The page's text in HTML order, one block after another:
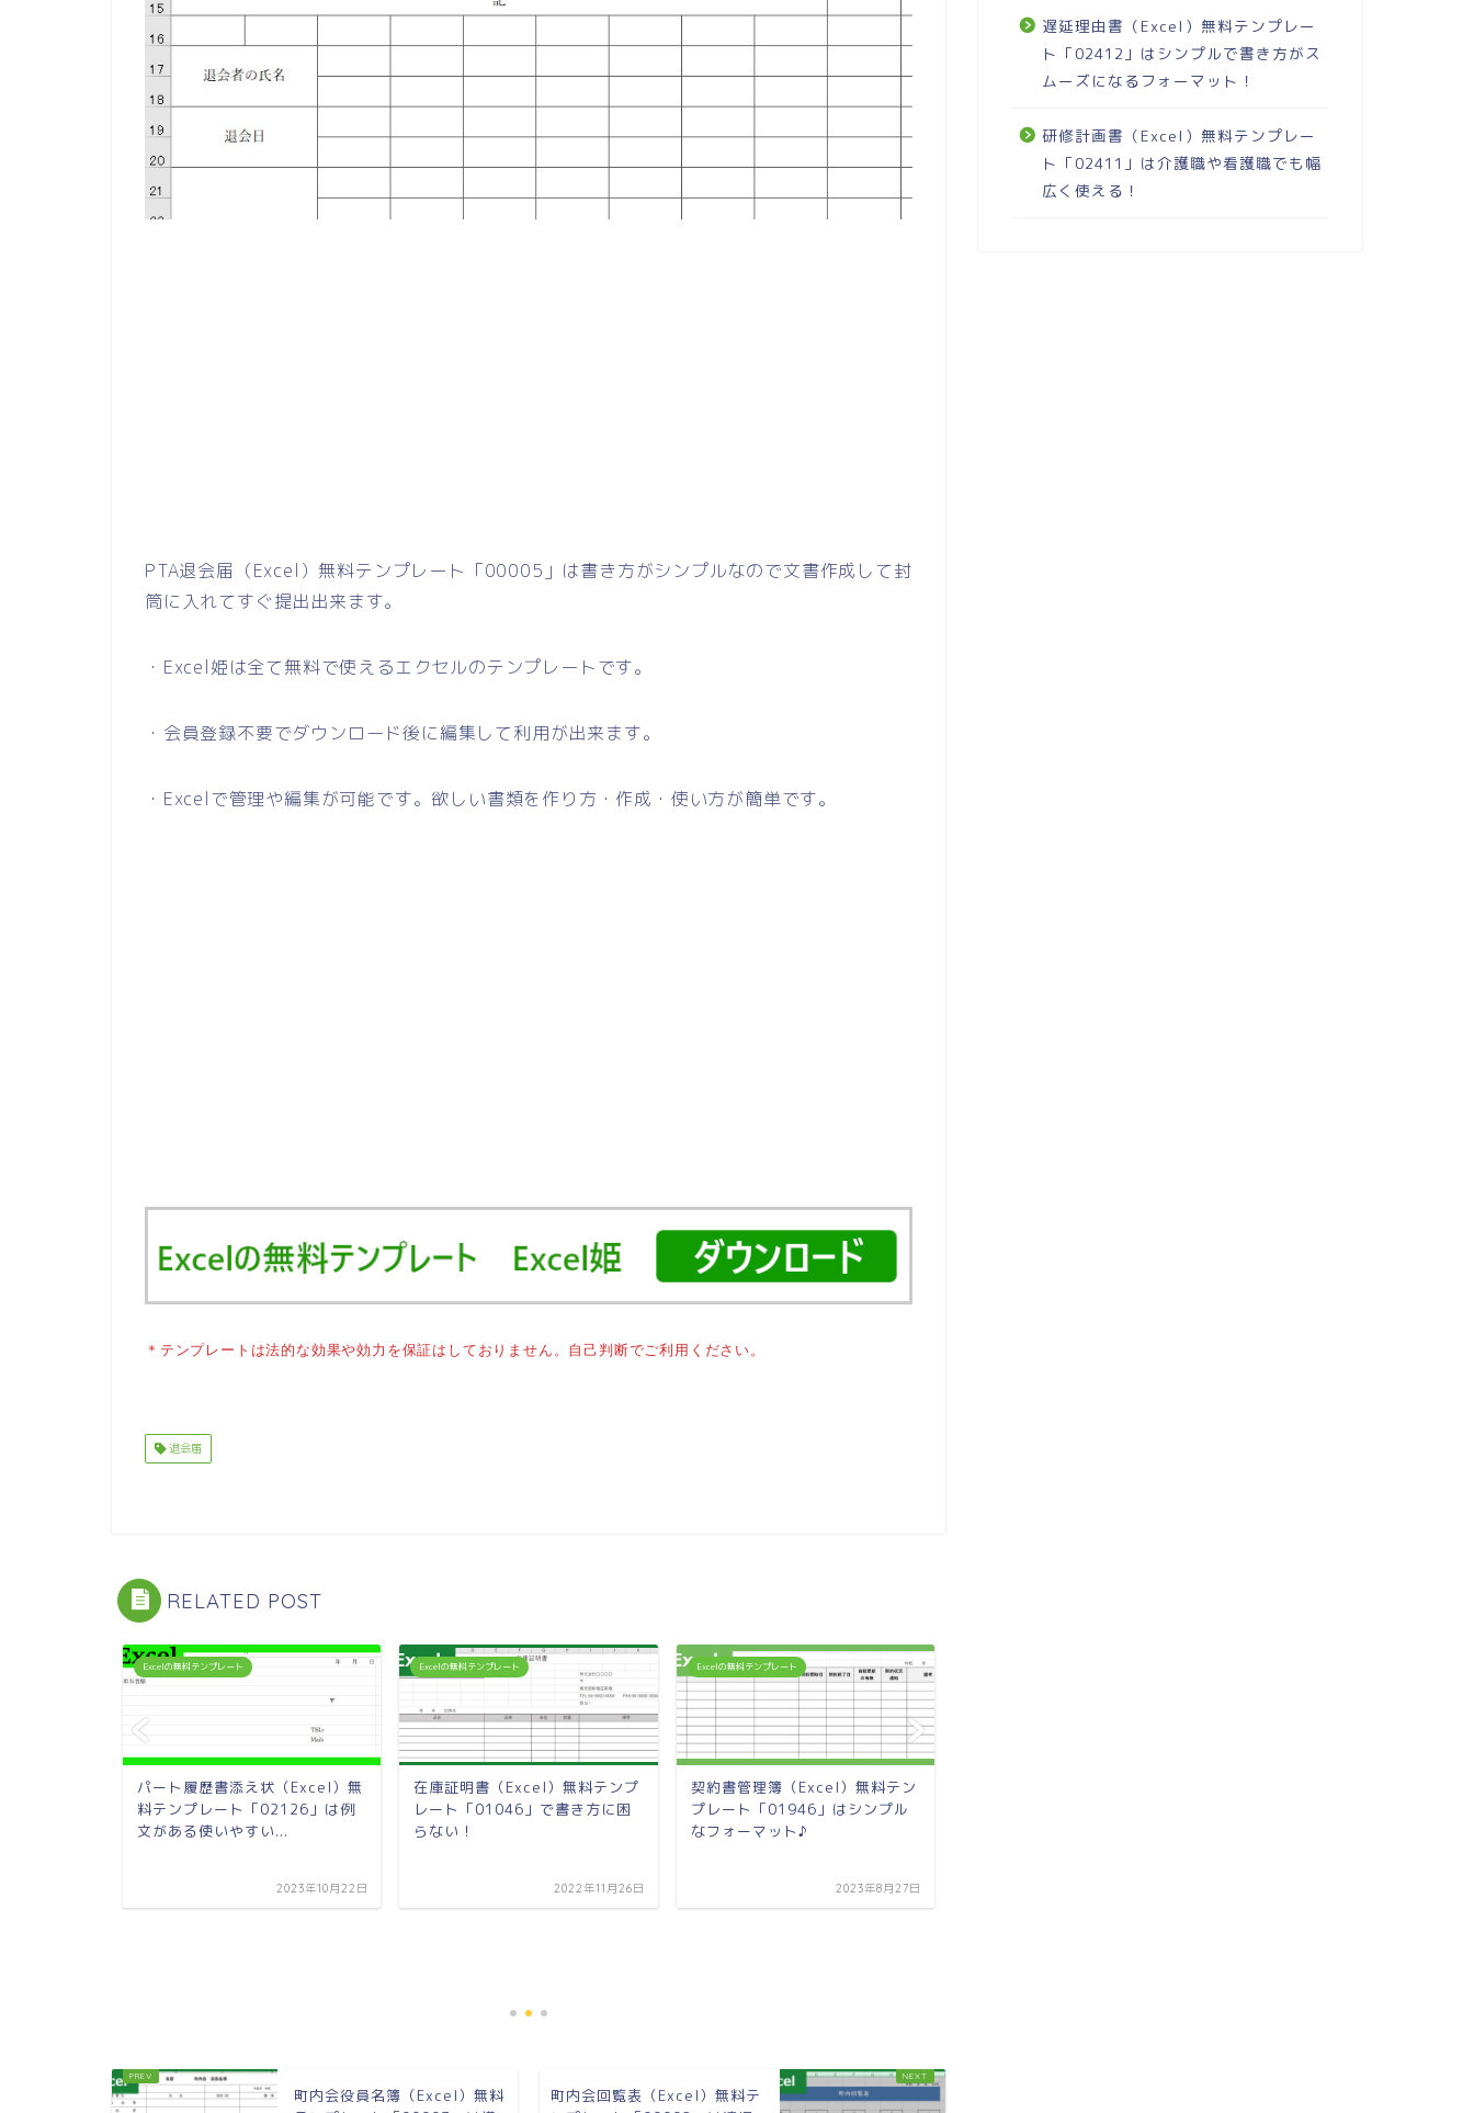
PTA退会届（Excel）無料テンプレート「00005」は書き方がシンプルなので文書作成して封
筒に入れてすぐ提出出来ます。
・Excel姫は全て無料で使えるエクセルのテンプレートです。
・会員登録不要でダウンロード後に編集して利用が出来ます。
・Excelで管理や編集が可能です。欲しい書類を作り方・作成・使い方が簡単です。
＊テンプレートは法的な効果や効力を保証はしておりません。自己判断でご利用ください。
退会届
RELATED POST
Excelの無料テンプレート
パート履歴書添え状（Excel）無
料テンプレート「02126」は例
文がある使いやすい...
2023年10月22日
Excelの無料テンプレート
在庫証明書（Excel）無料テンプ
レート「01046」で書き方に困
らない！
2022年11月26日
Excelの無料テンプレート
契約書管理簿（Excel）無料テン
プレート「01946」はシンプル
なフォーマット♪
2023年8月27日
町内会役員名簿（Excel）無料
町内会回覧表（Excel）無料テ
遅延理由書（Excel）無料テンプレー
ト「02412」はシンプルで書き方がス
ムーズになるフォーマット！
研修計画書（Excel）無料テンプレー
ト「02411」は介護職や看護職でも幅
広く使える！